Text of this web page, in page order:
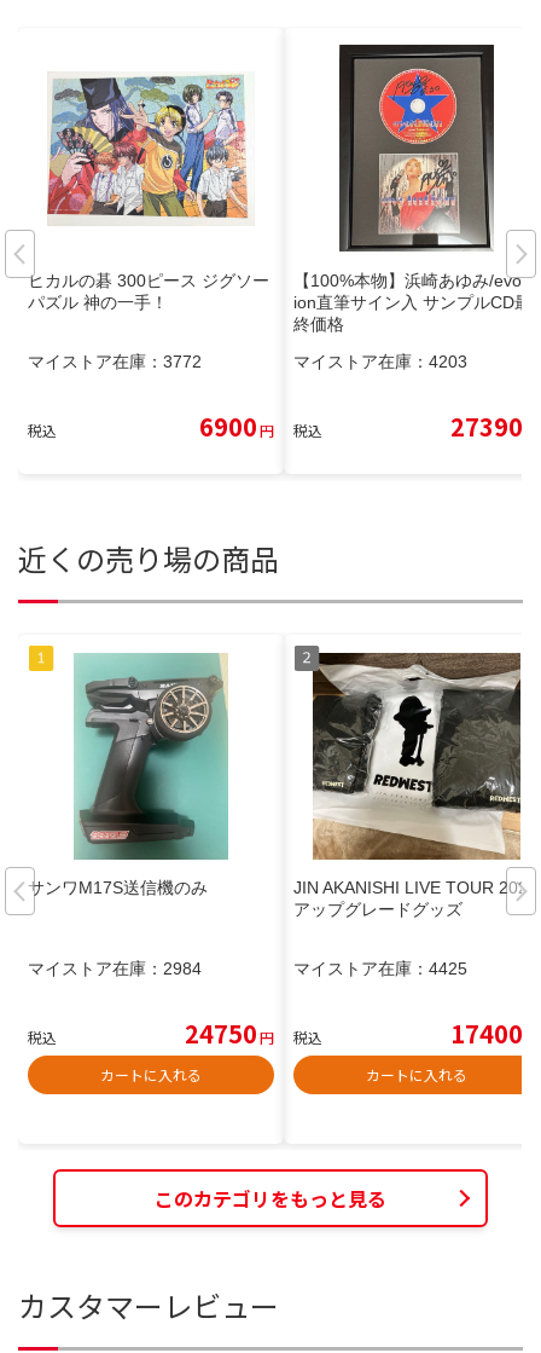
ヒカルの碁 300ピース ジグソー
パズル 神の一手！
マイストア在庫： 3772
税込 6900円
【100%本物】浜崎あゆみ/evolut
ion直筆サイン入 サンプルCD最
終価格
マイストア在庫： 4203
税込 27390
近くの売り場の商品
サンワM17S送信機のみ
マイストア在庫： 2984
税込 24750円
カートに入れる
JIN AKANISHI LIVE TOUR 2025
アップグレードグッズ
マイストア在庫： 4425
税込 17400
カートに入れる
このカテゴリをもっと見る
カスタマーレビュー